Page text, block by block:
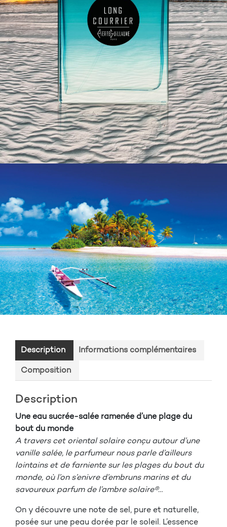
Description Informations complémentaires
Composition
Description
Une eau sucrée-salée ramenée d’une plage du
bout du monde
A travers cet oriental solaire conçu autour d’une
vanille salée, le parfumeur nous parle d’ailleurs
lointains et de farniente sur les plages du bout du
monde, où l’on s’enivre d’embruns marins et du
savoureux parfum de l’ambre solaire®…
On y découvre une note de sel, pure et naturelle,
posée sur une peau dorée par le soleil. L’essence